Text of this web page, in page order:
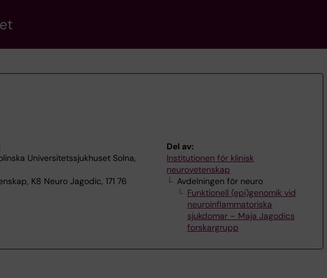
Universitetssjukhuset Solna,
K8 Neuro Jagodic, 171 76
Del av:
Institutionen för klinisk
neurovetenskap
Avdelningen för neuro
Funktionell (epi)genomik vid
neuroinflammatoriska
sjukdomar – Maja Jagodics
forskargrupp